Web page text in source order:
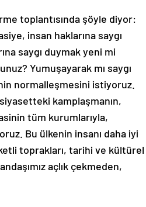
toplantısında şöyle diyor:
insan haklarına saygı
saygı duymak yeni mi
Yumuşayarak mı saygı
normalleşmesini istiyoruz.
kamplaşmanın,
tüm kurumlarıyla,
Bu ülkenin insanı daha iyi
toprakları, tarihi ve kültürel
açlık çekmeden,